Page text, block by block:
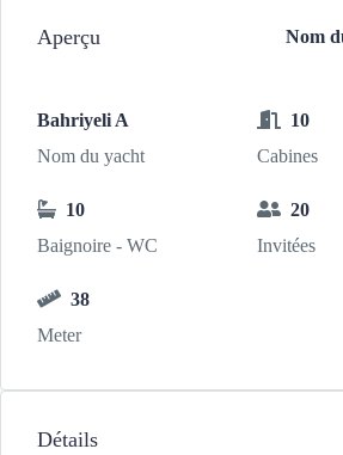
Aperçu Nom
Bahriyeli A
Nom du yacht
10
Cabines
10
Baignoire - WC
20
Invitées
38
Meter
Détails